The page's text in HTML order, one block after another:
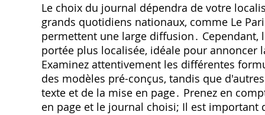
Le choix du journal dépendra de votre
grands quotidiens nationaux, comme Le
permettent une large diffusion․ Cependant,
portée plus localisée, idéale pour annoncer
Examinez attentivement les différentes
des modèles pré-conçus, tandis que
texte et de la mise en page․ Prenez en
en page et le journal choisi; Il est